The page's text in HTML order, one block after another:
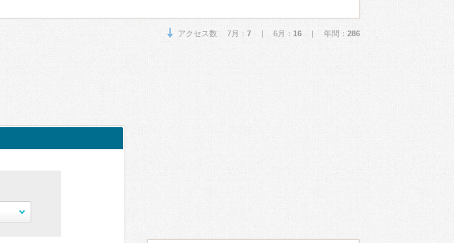
アクセス数 7月： 7 | 6月： 16 | 年間： 286